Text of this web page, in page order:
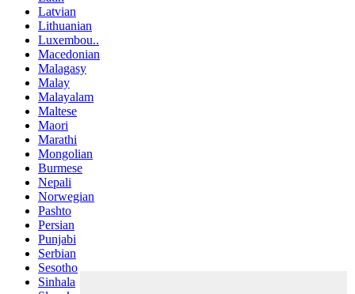
Latvian
Lithuanian
Luxembou..
Macedonian
Malagasy
Malay
Malayalam
Maltese
Maori
Marathi
Mongolian
Burmese
Nepali
Norwegian
Pashto
Persian
Punjabi
Serbian
Sesotho
Sinhala